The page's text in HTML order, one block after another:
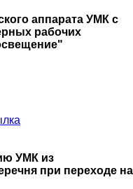
аппарата УМК с
рабочих
УМК из
при переходе на